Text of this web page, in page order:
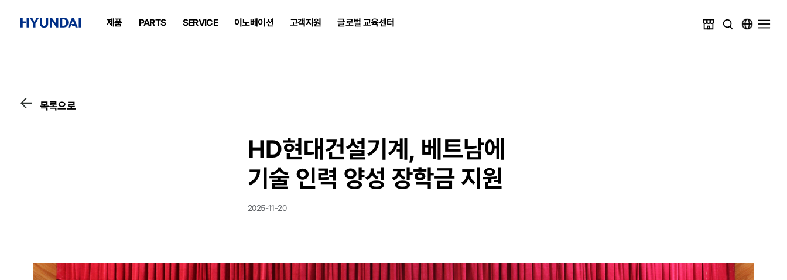
제품 PARTS SERVICE 이노베이션 고객지원 글로벌 교육센터
목록으로
HD현대건설기계, 베트남에
기술 인력 양성 장학금 지원
2025-11-20